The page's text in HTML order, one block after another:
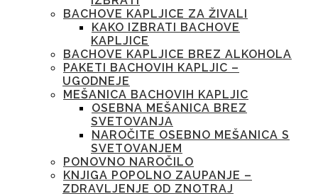
BACHOVE KAPLJICE ZA ŽIVALI
KAKO IZBRATI BACHOVE
KAPLJICE
BACHOVE KAPLJICE BREZ ALKOHOLA
PAKETI BACHOVIH KAPLJIC –
UGODNEJE
MEŠANICA BACHOVIH KAPLJIC
OSEBNA MEŠANICA BREZ
SVETOVANJA
NAROČITE OSEBNO MEŠANICA S
SVETOVANJEM
PONOVNO NAROČILO
KNJIGA POPOLNO ZAUPANJE –
ZDRAVLJENJE OD ZNOTRAJ